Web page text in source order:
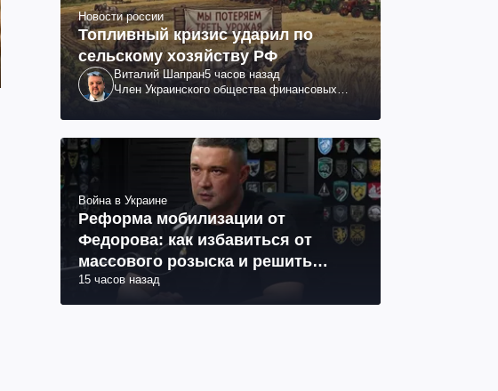
Новости россии
Топливный кризис ударил по
сельскому хозяйству РФ
Виталий Шапран5 часов назад
Член Украинского общества финансовых
Война в Украине
Реформа мобилизации от
Федорова: как избавиться от
массового розыска и решить
проблему СОЧ
15 часов назад